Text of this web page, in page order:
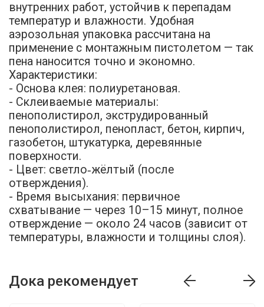
внутренних работ, устойчив к перепадам
температур и влажности. Удобная
аэрозольная упаковка рассчитана на
применение с монтажным пистолетом — так
пена наносится точно и экономно.
Характеристики:
- Основа клея: полиуретановая.
- Склеиваемые материалы:
пенополистирол, экструдированный
пенополистирол, пенопласт, бетон, кирпич,
газобетон, штукатурка, деревянные
поверхности.
- Цвет: светло‑жёлтый (после
отверждения).
- Время высыхания: первичное
схватывание — через 10–15 минут, полное
отверждение — около 24 часов (зависит от
температуры, влажности и толщины слоя).
Дока рекомендует